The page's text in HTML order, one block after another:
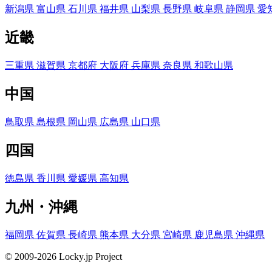
新潟県 富山県 石川県 福井県 山梨県 長野県 岐阜県 静岡県 愛
近畿
三重県 滋賀県 京都府 大阪府 兵庫県 奈良県 和歌山県
中国
鳥取県 島根県 岡山県 広島県 山口県
四国
徳島県 香川県 愛媛県 高知県
九州・沖縄
福岡県 佐賀県 長崎県 熊本県 大分県 宮崎県 鹿児島県 沖縄県
© 2009-2026 Locky.jp Project